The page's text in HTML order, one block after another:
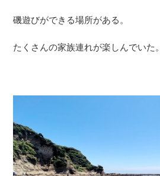
磯遊びができる場所がある。
たくさんの家族連れが楽しんでいた。